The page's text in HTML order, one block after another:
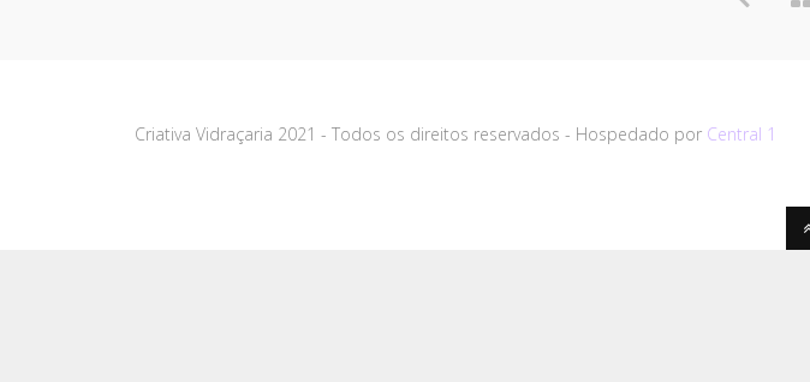
Criativa Vidraçaria 2021 - Todos os direitos reservados - Hospedado por Central 1